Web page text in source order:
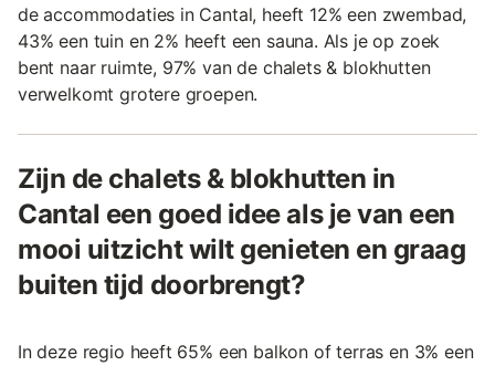
de accommodaties in Cantal, heeft 12% een zwembad,
43% een tuin en 2% heeft een sauna. Als je op zoek
bent naar ruimte, 97% van de chalets & blokhutten
verwelkomt grotere groepen.
Zijn de chalets & blokhutten in
Cantal een goed idee als je van een
mooi uitzicht wilt genieten en graag
buiten tijd doorbrengt?
In deze regio heeft 65% een balkon of terras en 3% een